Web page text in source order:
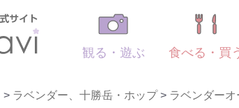
観る・遊ぶ 食べる・買
> ラベンダー、十勝岳・ホップ> ラベンダーオ